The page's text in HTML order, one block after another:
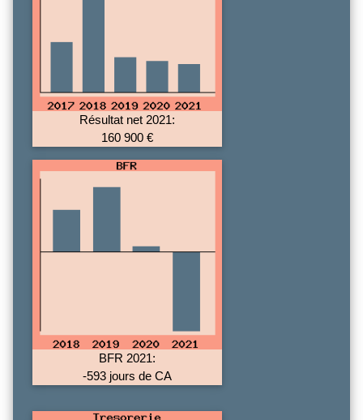
Résultat net 2021:
160 900 €
BFR 2021:
-593 jours de CA